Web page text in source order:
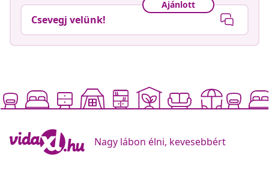
Ajánlott
Csevegj velünk!
Nagy lábon élni, kevesebbért